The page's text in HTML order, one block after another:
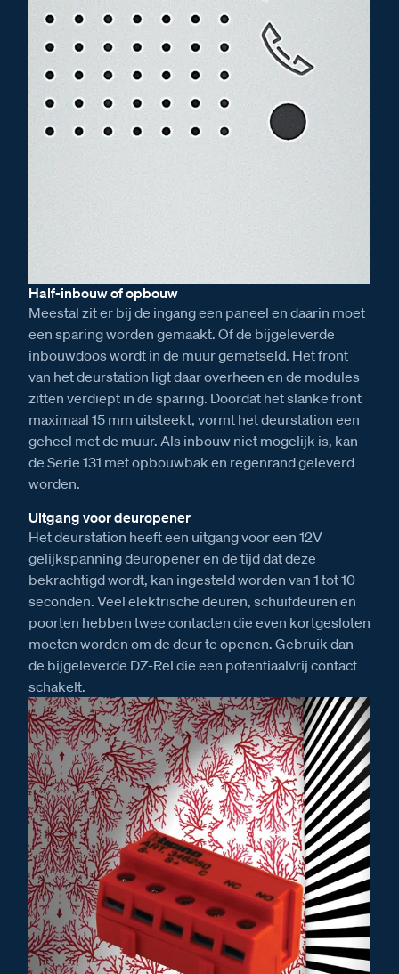
Half-inbouw of opbouw
Meestal zit er bij de ingang een paneel en daarin moet
een sparing worden gemaakt. Of de bijgeleverde
inbouwdoos wordt in de muur gemetseld. Het front
van het deurstation ligt daar overheen en de modules
zitten verdiept in de sparing. Doordat het slanke front
maximaal 15 mm uitsteekt, vormt het deurstation een
geheel met de muur. Als inbouw niet mogelijk is, kan
de Serie 131 met opbouwbak en regenrand geleverd
worden.
Uitgang voor deuropener
Het deurstation heeft een uitgang voor een 12V
gelijkspanning deuropener en de tijd dat deze
bekrachtigd wordt, kan ingesteld worden van 1 tot 10
seconden. Veel elektrische deuren, schuifdeuren en
poorten hebben twee contacten die even kortgesloten
moeten worden om de deur te openen. Gebruik dan
de bijgeleverde DZ-Rel die een potentiaalvrij contact
schakelt.